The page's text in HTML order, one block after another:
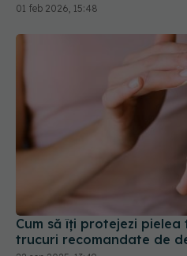
01 feb 2026, 15:48
Cum să îți protejezi pielea
trucuri recomandate de